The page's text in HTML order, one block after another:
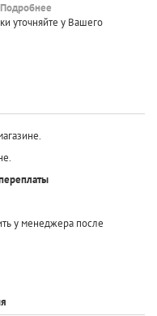
Подробнее
уточняйте у Вашего
у менеджера после